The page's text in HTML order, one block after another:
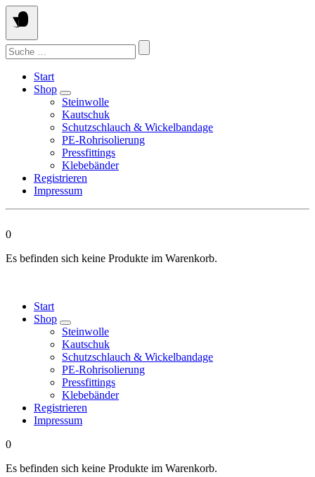
Springen
Sie
zum
Inhalt
Suchen
nach:
Start
Shop
Steinwolle
Kautschuk
Schutzschlauch & Wickelbandage
PE-Rohrisolierung
Pressfittings
Klebebänder
Registrieren
Impressum
0
Es befinden sich keine Produkte im Warenkorb.
Start
Shop
Steinwolle
Kautschuk
Schutzschlauch & Wickelbandage
PE-Rohrisolierung
Pressfittings
Klebebänder
Registrieren
Impressum
0
Es befinden sich keine Produkte im Warenkorb.